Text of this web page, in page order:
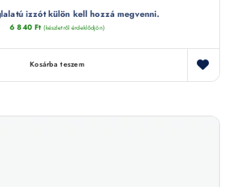
izzót külön kell hozzá megvenni.
6 840 Ft (készletről érdeklődjön)
Kosárba teszem